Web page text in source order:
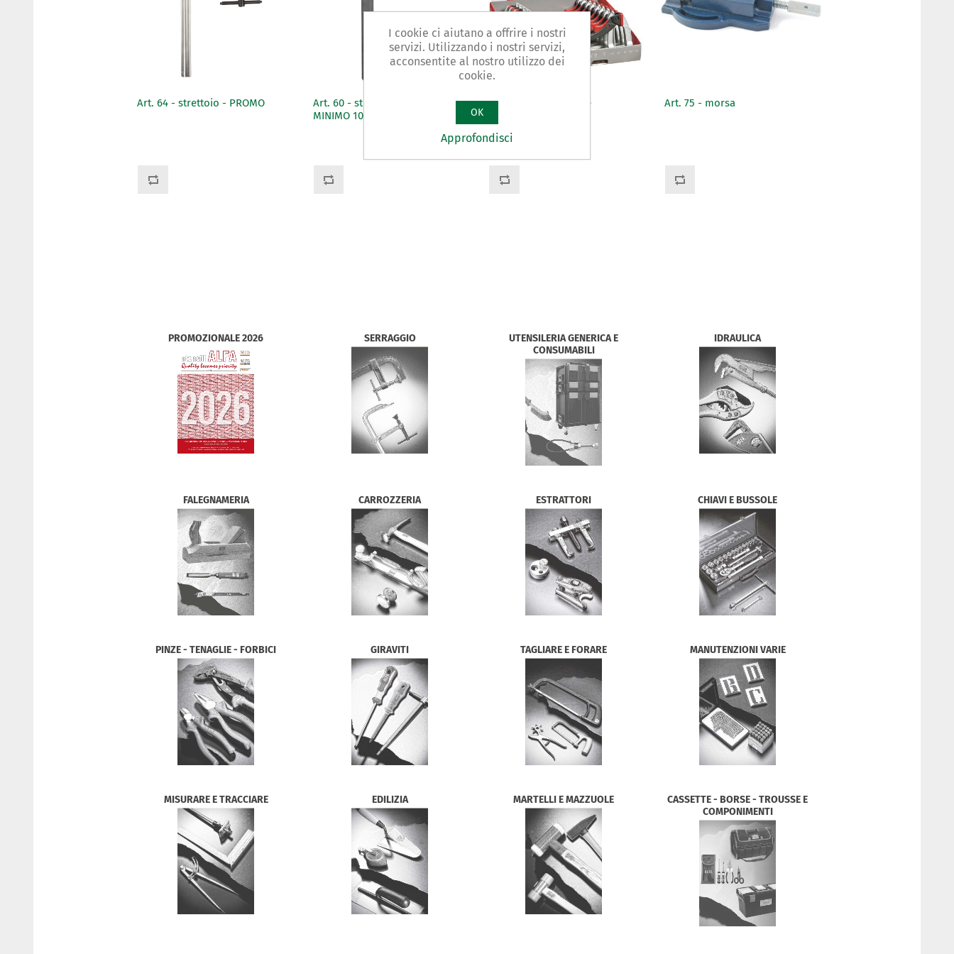
Art. 64 - strettoio - PROMO
Art. 60 - strettoio - PROMO PER
MINIMO 100 PZ
Art. 79/A - espositore Art. 75 - morsa
PROMOZIONALE 2026 SERRAGGIO
UTENSILERIA GENERICA E
CONSUMABILI
IDRAULICA
FALEGNAMERIA CARROZZERIA ESTRATTORI CHIAVI E BUSSOLE
PINZE - TENAGLIE - FORBICI GIRAVITI TAGLIARE E FORARE MANUTENZIONI VARIE
MISURARE E TRACCIARE EDILIZIA MARTELLI E MAZZUOLE
CASSETTE - BORSE - TROUSSE E
COMPONIMENTI
I cookie ci aiutano a offrire i nostri
servizi. Utilizzando i nostri servizi,
acconsentite al nostro utilizzo dei
cookie.
OK
Approfondisci